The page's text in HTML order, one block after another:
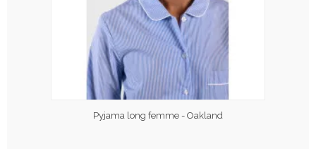
Pyjama long femme - Oakland